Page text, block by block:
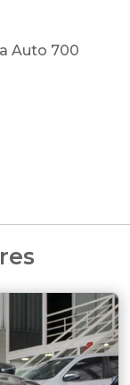
Auto 700